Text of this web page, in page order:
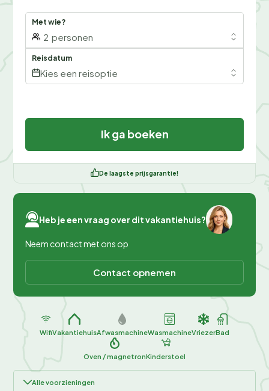
Met wie?
2 personen
Reisdatum
Kies een reisoptie
Ik ga boeken
De laagste prijsgarantie!
Heb je een vraag over dit vakantiehuis?
Neem contact met ons op
Contact opnemen
WifiVakantiehuisAfwasmachineWasmachineVriezerBad
Oven / magnetronKinderstoel
Alle voorzieningen